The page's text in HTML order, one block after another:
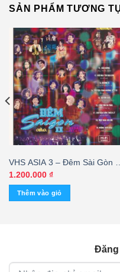
SẢN PHẨM TƯƠNG
VHS ASIA 3 – Đêm Sài Gòn 2
– cái
1.200.000 ₫
Thêm vào giỏ
Đăng